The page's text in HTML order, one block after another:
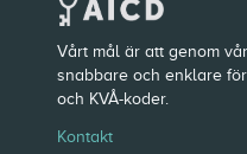
Vårt mål är att genom
snabbare och enklare
och KVÅ-koder.
Kontakt